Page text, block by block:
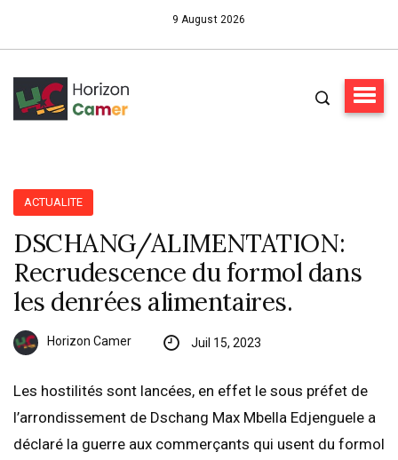
9 August 2026
ACTUALITE
DSCHANG/ALIMENTATION:
Recrudescence du formol dans
les denrées alimentaires.
Horizon Camer Juil 15, 2023
Les hostilités sont lancées, en effet le sous préfet de
l’arrondissement de Dschang Max Mbella Edjenguele a
déclaré la guerre aux commerçants qui usent du formol